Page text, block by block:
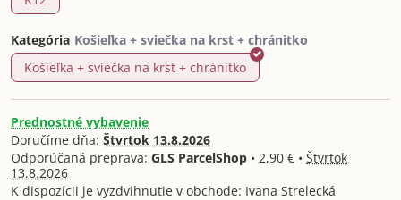
Kategória
Košieľka + sviečka na krst + chránitko
Prednostné vybavenie
Doručíme dňa: Štvrtok 13.8.2026
GLS ParcelShop • 2,90 € • Štvrtok
13.8.2026
Ivana Strelecká